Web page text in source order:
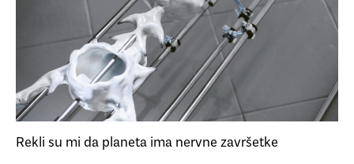
Rekli su mi da planeta ima nervne završetke